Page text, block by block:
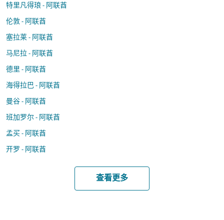
特里凡得琅 - 阿联酋
伦敦 - 阿联酋
塞拉莱 - 阿联酋
马尼拉 - 阿联酋
德里 - 阿联酋
海得拉巴 - 阿联酋
曼谷 - 阿联酋
班加罗尔 - 阿联酋
孟买 - 阿联酋
开罗 - 阿联酋
查看更多